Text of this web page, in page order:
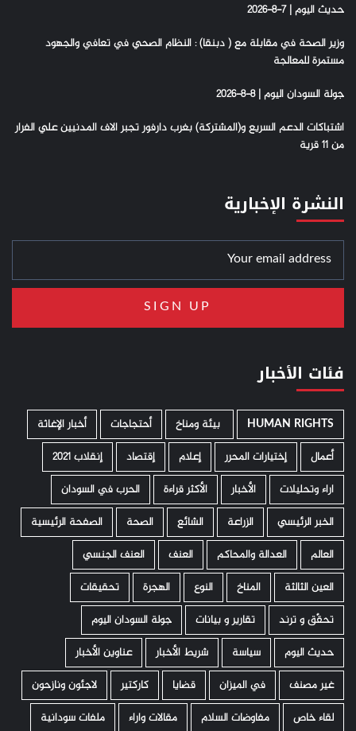
حديث اليوم | 7-8-2026
وزير الصحة في مقابلة مع ( دبنقا) : النظام الصحي في تعافي والجهود
مستمرة للمعالجة
جولة السودان اليوم | 8-8-2026
اشتباكات الدعم السريع و(المشتركة) بغرب دارفور تجبر الاف المدنيين علي الفرار
من 11 قرية
النشرة الإخبارية
فئات الأخبار
HUMAN RIGHTS ­ بيئة ومناخ أحتجاجات
أخبار الإغاثة
أعمال
إختيارات المحرر إعلام إقتصاد
إنقلاب 2021
اراء وتحليلات
الأخبار الأكثر قراءة
الحرب في السودان
الخبر الرئيسي
الزراعة الشائع الصحة
الصفحة الرئيسية
العالم
العدالة والمحاكم العنف
العنف الجنسي
العين الثالثة
المناخ النوع الهجرة
تحقيقات
تحقّق و ترند
تقارير و بيانات
جولة السودان اليوم
حديث اليوم
سياسة شريط الأخبار
عناوين الأخبار
غير مصنف
في الميزان قضايا كاركتير
لاجئون ونازحون
لقاء خاص
مفاوضات السلام مقالات واراء ملفات سودانية